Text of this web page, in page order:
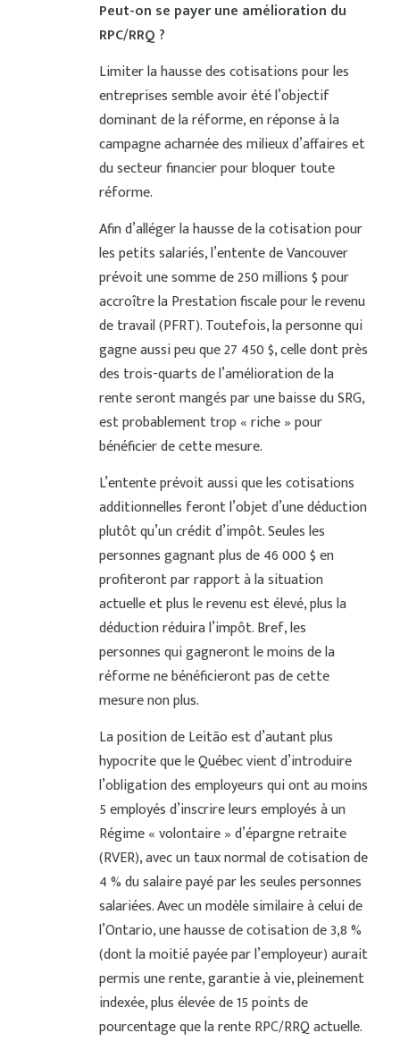
Peut-on se payer une amélioration du
RPC/RRQ ?
Limiter la hausse des cotisations pour les
entreprises semble avoir été l’objectif
dominant de la réforme, en réponse à la
campagne acharnée des milieux d’affaires et
du secteur financier pour bloquer toute
réforme.
Afin d’alléger la hausse de la cotisation pour
les petits salariés, l’entente de Vancouver
prévoit une somme de 250 millions $ pour
accroître la Prestation fiscale pour le revenu
de travail (PFRT). Toutefois, la personne qui
gagne aussi peu que 27 450 $, celle dont près
des trois-quarts de l’amélioration de la
rente seront mangés par une baisse du SRG,
est probablement trop « riche » pour
bénéficier de cette mesure.
L’entente prévoit aussi que les cotisations
additionnelles feront l’objet d’une déduction
plutôt qu’un crédit d’impôt. Seules les
personnes gagnant plus de 46 000 $ en
profiteront par rapport à la situation
actuelle et plus le revenu est élevé, plus la
déduction réduira l’impôt. Bref, les
personnes qui gagneront le moins de la
réforme ne bénéficieront pas de cette
mesure non plus.
La position de Leitão est d’autant plus
hypocrite que le Québec vient d’introduire
l’obligation des employeurs qui ont au moins
5 employés d’inscrire leurs employés à un
Régime « volontaire » d’épargne retraite
(RVER), avec un taux normal de cotisation de
4 % du salaire payé par les seules personnes
salariées. Avec un modèle similaire à celui de
l’Ontario, une hausse de cotisation de 3,8 %
(dont la moitié payée par l’employeur) aurait
permis une rente, garantie à vie, pleinement
indexée, plus élevée de 15 points de
pourcentage que la rente RPC/RRQ actuelle.